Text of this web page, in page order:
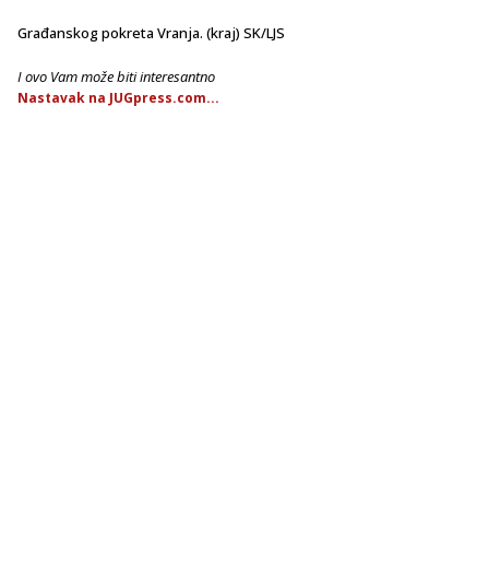
Građanskog pokreta Vranja. (kraj) SK/LJS
I ovo Vam može biti interesantno
Nastavak na JUGpress.com...